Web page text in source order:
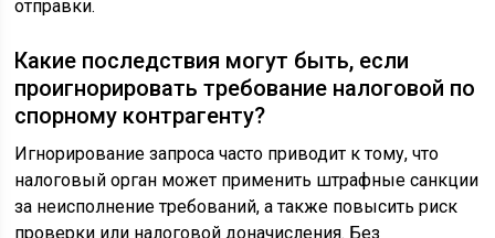
отправки.
Какие последствия могут быть, если
проигнорировать требование налоговой по
спорному контрагенту?
Игнорирование запроса часто приводит к тому, что
налоговый орган может применить штрафные санкции
за неисполнение требований, а также повысить риск
проверки или налоговой доначисления. Без